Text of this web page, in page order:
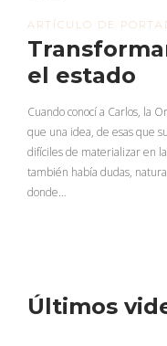
ARTÍCULO DE
el estado
Cuando conocí a Carlos, la
que una idea, de esas que
difíciles de materializar en
también había dudas,
donde…
Últimos